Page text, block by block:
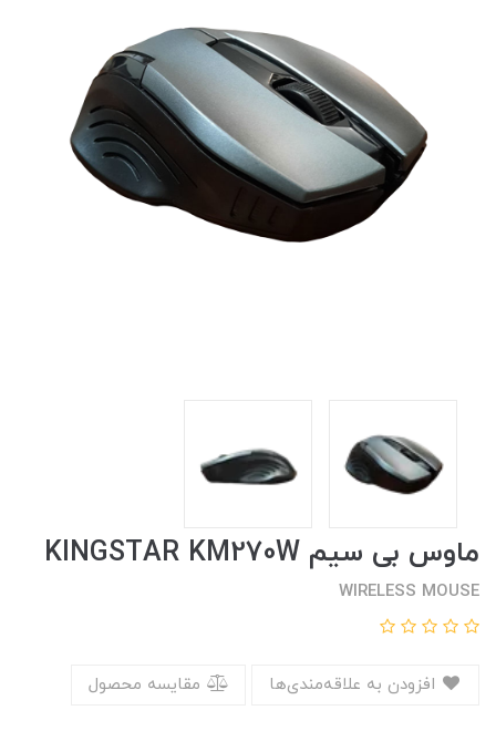
ماوس بی سیم KINGSTAR KM270W
WIRELESS MOUSE
مقایسه محصول